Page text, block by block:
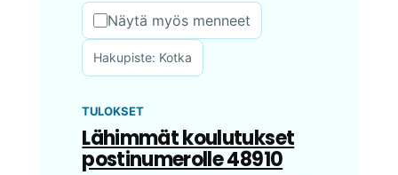
Näytä myös menneet
Hakupiste: Kotka
TULOKSET
Lähimmät koulutukset
postinumerolle 48910